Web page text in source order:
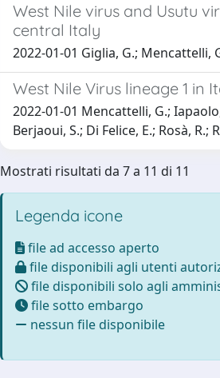
West Nile virus and Usutu
central Italy
2022-01-01 Giglia, G.; Mencattelli,
West Nile Virus lineage 1
2022-01-01 Mencattelli, G.;
Berjaoui, S.; Di Felice, E.; Rosà, R.;
Mostrati risultati da 7 a 11 di 11
Legenda icone
file ad accesso aperto
file disponibili agli utenti
file disponibili solo agli
file sotto embargo
nessun file disponibile